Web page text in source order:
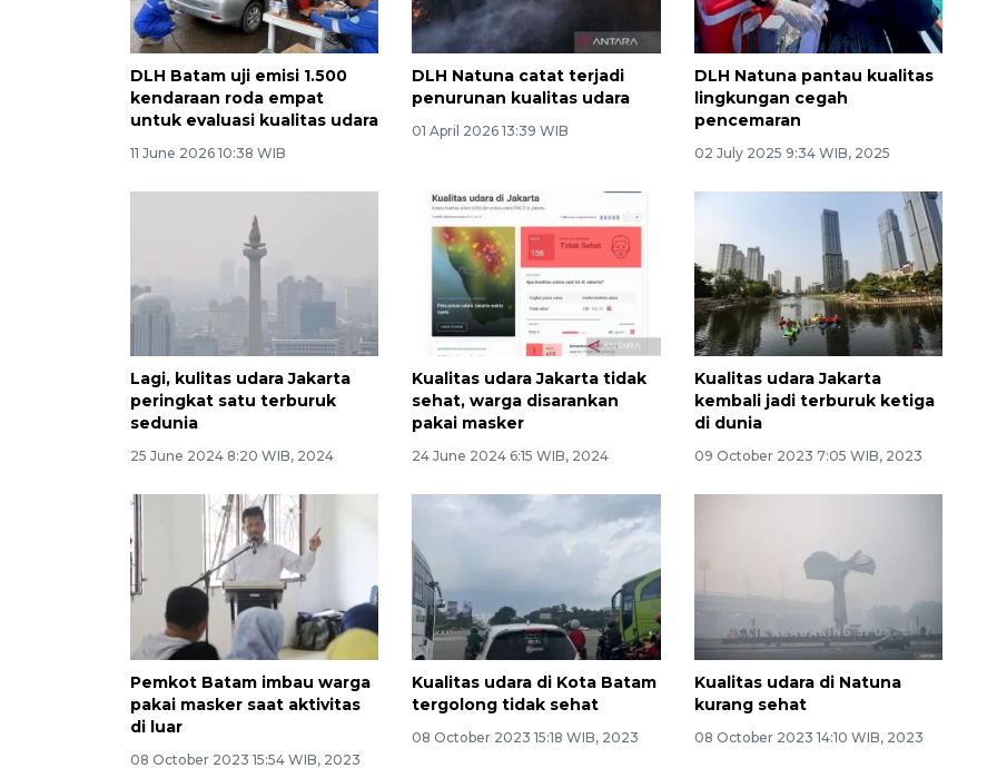
DLH Batam uji emisi 1.500
kendaraan roda empat
untuk evaluasi kualitas udara
11 June 2026 10:38 WIB
DLH Natuna catat terjadi
penurunan kualitas udara
01 April 2026 13:39 WIB
DLH Natuna pantau kualitas
lingkungan cegah
pencemaran
02 July 2025 9:34 WIB, 2025
Lagi, kulitas udara Jakarta
peringkat satu terburuk
sedunia
25 June 2024 8:20 WIB, 2024
Kualitas udara Jakarta tidak
sehat, warga disarankan
pakai masker
24 June 2024 6:15 WIB, 2024
Kualitas udara Jakarta
kembali jadi terburuk ketiga
di dunia
09 October 2023 7:05 WIB, 2023
Pemkot Batam imbau warga
pakai masker saat aktivitas
di luar
08 October 2023 15:54 WIB, 2023
Kualitas udara di Kota Batam
tergolong tidak sehat
08 October 2023 15:18 WIB, 2023
Kualitas udara di Natuna
kurang sehat
08 October 2023 14:10 WIB, 2023